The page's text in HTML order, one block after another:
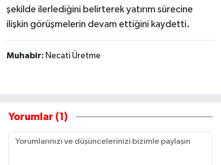
şekilde ilerlediğini belirterek yatırım sürecine
ilişkin görüşmelerin devam ettiğini kaydetti.
Muhabir: Necati Üretme
Yorumlar (1)